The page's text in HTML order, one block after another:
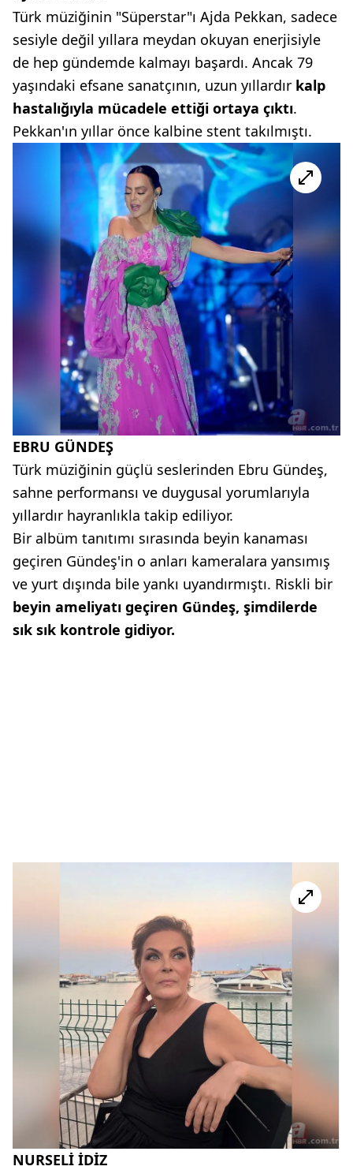
Türk müziğinin "Süperstar"ı Ajda Pekkan, sadece
sesiyle değil yıllara meydan okuyan enerjisiyle
de hep gündemde kalmayı başardı. Ancak 79
yaşındaki efsane sanatçının, uzun yıllardır kalp
hastalığıyla mücadele ettiği ortaya çıktı.
Pekkan'ın yıllar önce kalbine stent takılmıştı.
EBRU GÜNDEŞ
Türk müziğinin güçlü seslerinden Ebru Gündeş,
sahne performansı ve duygusal yorumlarıyla
yıllardır hayranlıkla takip ediliyor.
Bir albüm tanıtımı sırasında beyin kanaması
geçiren Gündeş'in o anları kameralara yansımış
ve yurt dışında bile yankı uyandırmıştı. Riskli bir
beyin ameliyatı geçiren Gündeş, şimdilerde
sık sık kontrole gidiyor.
NURSELİ İDİZ